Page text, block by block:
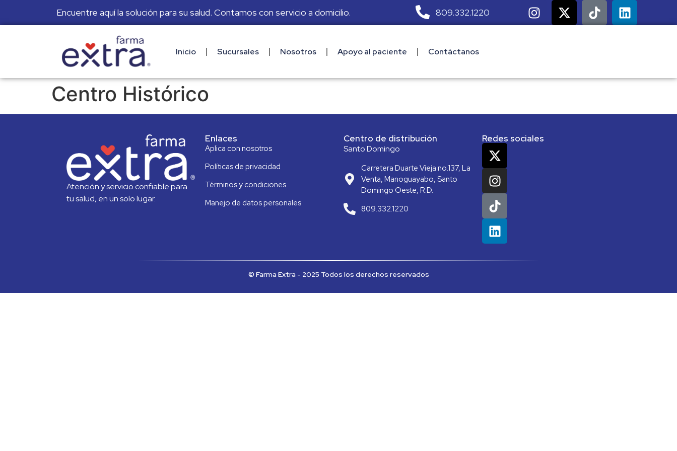
Encuentre aquí la solución para su salud. Contamos con servicio a domicilio. 809.332.1220
Inicio Sucursales Nosotros Apoyo al paciente Contáctanos
Centro Histórico
Atención y servicio confiable para
tu salud, en un solo lugar.
Enlaces
Aplica con nosotros
Políticas de privacidad
Términos y condiciones
Manejo de datos personales
Centro de distribución
Santo Domingo
Carretera Duarte Vieja no.137, La
Venta, Manoguayabo, Santo
Domingo Oeste, R.D.
809.332.1220
Redes sociales
© Farma Extra - 2025 Todos los derechos reservados